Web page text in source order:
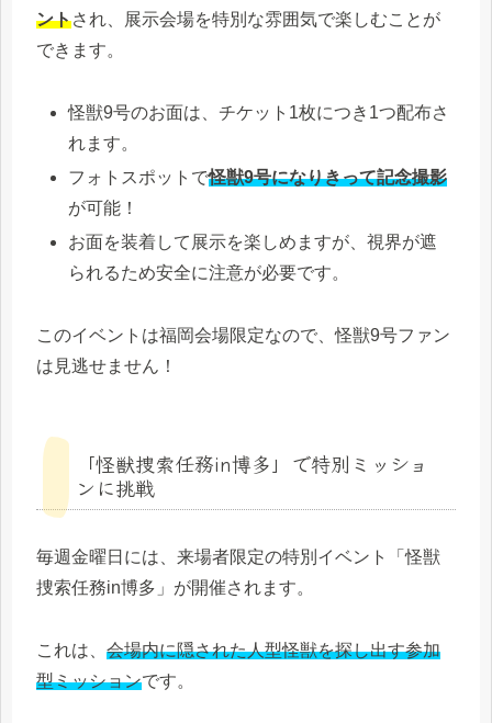
ントされ、展示会場を特別な雰囲気で楽しむことが
できます。
怪獣9号のお面は、チケット1枚につき1つ配布さ
れます。
フォトスポットで怪獣9号になりきって記念撮影
が可能！
お面を装着して展示を楽しめますが、視界が遮
られるため安全に注意が必要です。
このイベントは福岡会場限定なので、怪獣9号ファン
は見逃せません！
「怪獣捜索任務in博多」で特別ミッショ
ンに挑戦
毎週金曜日には、来場者限定の特別イベント「怪獣
捜索任務in博多」が開催されます。
これは、 会場内に隠された人型怪獣を探し出す参加
型ミッションです。